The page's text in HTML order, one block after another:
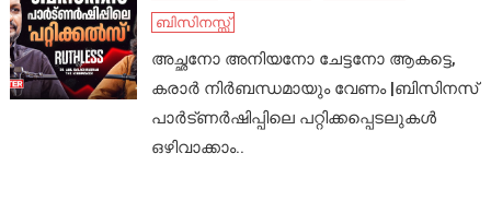
ബിസിനസ്സ്
അച്ഛനോ അനിയനോ ചേട്ടനോ ആകട്ടെ,
കരാർ നിർബന്ധമായും വേണം |ബിസിനസ്
പാർട്ണർഷിപ്പിലെ പറ്റിക്കപ്പെടലുകൾ
ഒഴിവാക്കാം..